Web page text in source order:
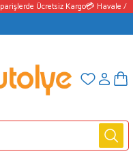
Ücretsiz Kargo💳 Havale /